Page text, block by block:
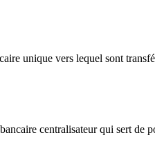
unique vers lequel sont
centralisateur qui sert